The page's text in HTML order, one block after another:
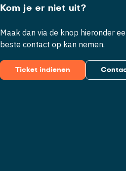
Kom je er niet uit?
Maak dan via de knop hieronder
beste contact op kan nemen.
Ticket indienen